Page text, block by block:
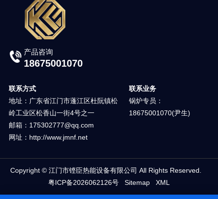
产品咨询
18675001070
联系方式
地址：广东省江门市蓬江区杜阮镇松
岭工业区松香山一街4号之一
邮箱：175302777@qq.com
网址：http://www.jmnf.net
联系业务
锅炉专员：
18675001070(尹生)
Copyright © 江门市铿臣热能设备有限公司 All Rights Reserved.
粤ICP备2026062126号
Sitemap XML